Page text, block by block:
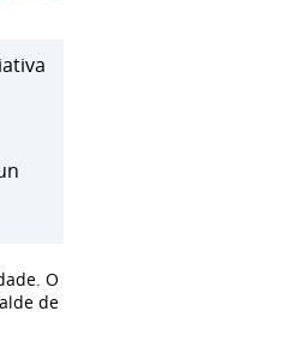
O
de